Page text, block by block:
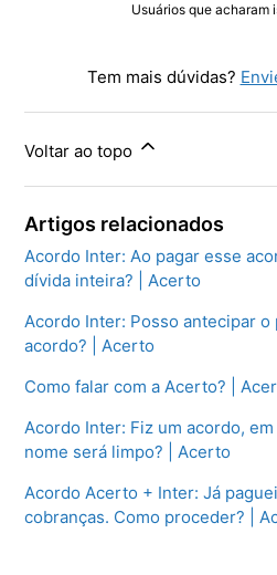
Usuários que acharam
Tem mais dúvidas?
Voltar ao topo
Artigos relacionados
Acordo Inter: Ao pagar esse
dívida inteira? | Acerto
Acordo Inter: Posso antecipar o
acordo? | Acerto
Como falar com a Acerto? |
Acordo Inter: Fiz um acordo,
nome será limpo? | Acerto
Acordo Acerto + Inter: Já
cobranças. Como proceder? |